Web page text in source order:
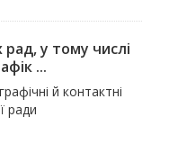
рад, у тому числі
...
й контактні
ради